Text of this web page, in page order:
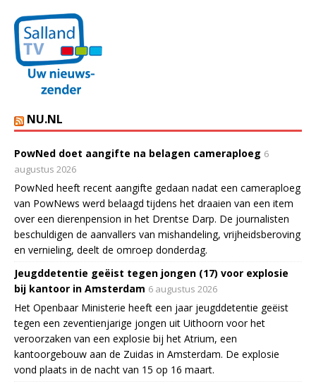
NU.NL
PowNed doet aangifte na belagen cameraploeg 6
augustus 2026
PowNed heeft recent aangifte gedaan nadat een cameraploeg
van PowNews werd belaagd tijdens het draaien van een item
over een dierenpension in het Drentse Darp. De journalisten
beschuldigen de aanvallers van mishandeling, vrijheidsberoving
en vernieling, deelt de omroep donderdag.
Jeugddetentie geëist tegen jongen (17) voor explosie
bij kantoor in Amsterdam 6 augustus 2026
Het Openbaar Ministerie heeft een jaar jeugddetentie geëist
tegen een zeventienjarige jongen uit Uithoorn voor het
veroorzaken van een explosie bij het Atrium, een
kantoorgebouw aan de Zuidas in Amsterdam. De explosie
vond plaats in de nacht van 15 op 16 maart.